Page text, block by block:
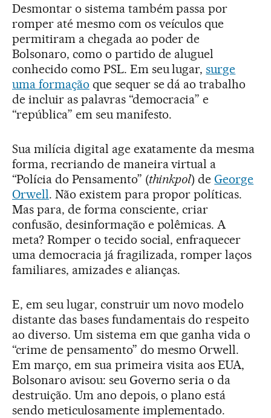
Desmontar o sistema também passa por
romper até mesmo com os veículos que
permitiram a chegada ao poder de
Bolsonaro, como o partido de aluguel
conhecido como PSL. Em seu lugar,surge
uma formação que sequer se dá ao trabalho
de incluir as palavras “democracia” e
“república” em seu manifesto.
Sua milícia digital age exatamente da mesma
forma, recriando de maneira virtual a
“Polícia do Pensamento” (thinkpol) deGeorge
Orwell. Não existem para propor políticas.
Mas para, de forma consciente, criar
confusão, desinformação e polêmicas. A
meta? Romper o tecido social, enfraquecer
uma democracia já fragilizada, romper laços
familiares, amizades e alianças.
E, em seu lugar, construir um novo modelo
distante das bases fundamentais do respeito
ao diverso. Um sistema em que ganha vida o
“crime de pensamento” do mesmo Orwell.
Em março, em sua primeira visita aos EUA,
Bolsonaro avisou: seu Governo seria o da
destruição. Um ano depois, o plano está
sendo meticulosamente implementado.